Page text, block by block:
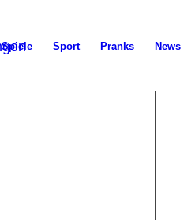
Spiele Sport Pranks News